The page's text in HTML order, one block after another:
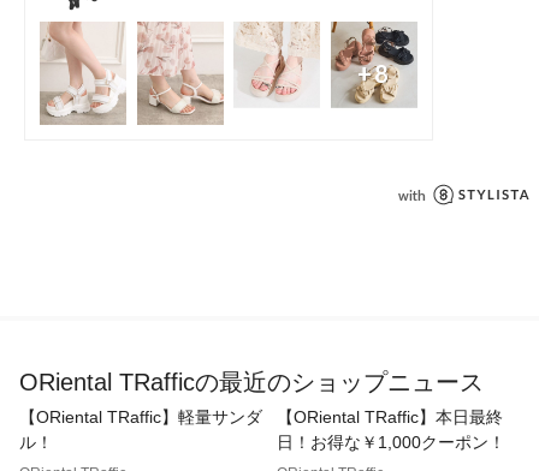
ORiental TRafficの最近のショップニュース
【ORiental TRaffic】軽量サンダ
ル！
【ORiental TRaffic】本日最終
日！お得な￥1,000クーポン！